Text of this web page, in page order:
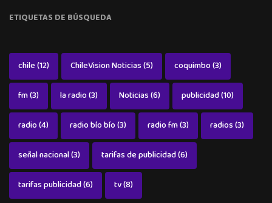
ETIQUETAS DE BÚSQUEDA
chile(12) ChileVision Noticias(5) coquimbo(3)
fm(3) la radio(3) Noticias(6) publicidad(10)
radio(4) radio bío bío(3) radio fm(3) radios(3)
señal nacional(3) tarifas de publicidad(6)
tarifas publicidad(6) tv(8)